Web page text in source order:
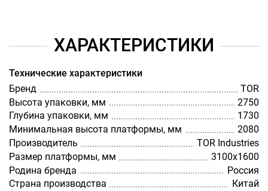
ХАРАКТЕРИСТИКИ
Технические характеристики
Бренд
TOR
Высота упаковки, мм
2750
Глубина упаковки, мм
1730
Минимальная высота платформы, мм
2080
Производитель
TOR Industries
Размер платформы, мм
3100х1600
Родина бренда
Россия
Страна производства
Китай